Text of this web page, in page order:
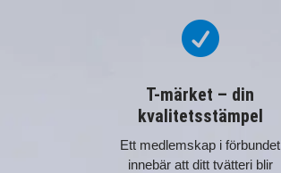

T-märket – din
kvalitetsstämpel
Ett medlemskap i förbundet
innebär att ditt tvätteri blir